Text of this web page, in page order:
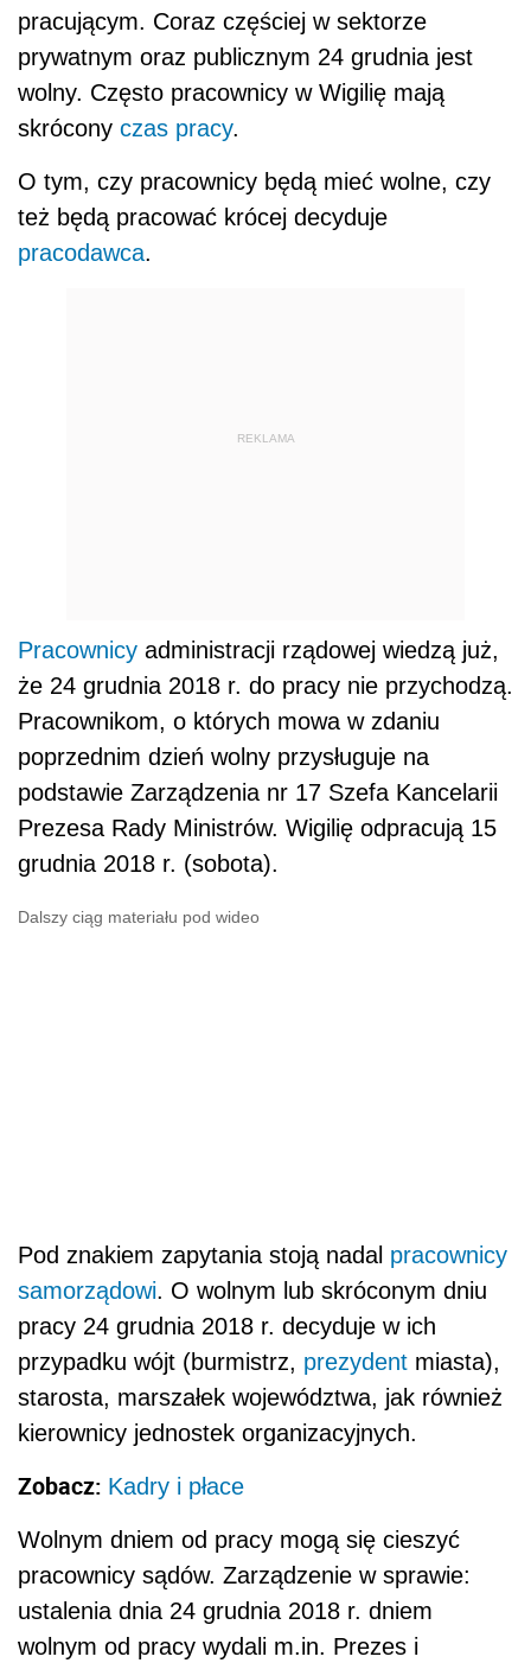
pracującym. Coraz częściej w sektorze
prywatnym oraz publicznym 24 grudnia jest
wolny. Często pracownicy w Wigilię mają
skrócony czas pracy.
O tym, czy pracownicy będą mieć wolne, czy
też będą pracować krócej decyduje
pracodawca.
REKLAMA
Pracownicy administracji rządowej wiedzą już,
że 24 grudnia 2018 r. do pracy nie przychodzą.
Pracownikom, o których mowa w zdaniu
poprzednim dzień wolny przysługuje na
podstawie Zarządzenia nr 17 Szefa Kancelarii
Prezesa Rady Ministrów. Wigilię odpracują 15
grudnia 2018 r. (sobota).
Dalszy ciąg materiału pod wideo
Pod znakiem zapytania stoją nadal pracownicy
samorządowi. O wolnym lub skróconym dniu
pracy 24 grudnia 2018 r. decyduje w ich
przypadku wójt (burmistrz, prezydent miasta),
starosta, marszałek województwa, jak również
kierownicy jednostek organizacyjnych.
Zobacz: Kadry i płace
Wolnym dniem od pracy mogą się cieszyć
pracownicy sądów. Zarządzenie w sprawie:
ustalenia dnia 24 grudnia 2018 r. dniem
wolnym od pracy wydali m.in. Prezes i